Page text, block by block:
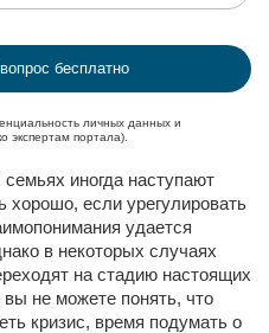
бесплатно
личных данных и
экспертам портала).
иногда наступают
если урегулировать
удается
в некоторых случаях
на стадию настоящих
не можете понять, что
кризис, время подумать о